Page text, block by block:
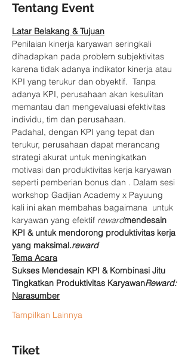
Tentang Event
Latar Belakang & Tujuan
Penilaian kinerja karyawan seringkali
dihadapkan pada problem subjektivitas
karena tidak adanya indikator kinerja atau
KPI yang terukur dan obyektif.  Tanpa
adanya KPI, perusahaan akan kesulitan
memantau dan mengevaluasi efektivitas
individu, tim dan perusahaan.
Padahal, dengan KPI yang tepat dan
terukur, perusahaan dapat merancang
strategi akurat untuk meningkatkan
motivasi dan produktivitas kerja karyawan
seperti pemberian bonus dan . Dalam sesi
workshop Gadjian Academy x Payuung
kali ini akan membahas bagaimana untuk
karyawan yang efektif rewardmendesain
KPI & untuk mendorong produktivitas kerja
yang maksimal.reward
Tema Acara
Sukses Mendesain KPI & Kombinasi Jitu
Tingkatkan Produktivitas KaryawanReward:
Narasumber
Tampilkan Lainnya
Tiket